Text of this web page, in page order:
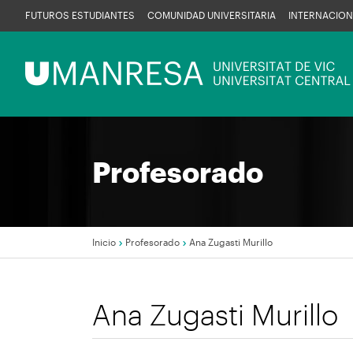
Pasar
al
Menú
UManresa
FUTUROS ESTUDIANTES COMUNIDAD UNIVERSITARIA
Profesorado
enlaces
Inicio Profesorado Ana Zugasti Murillo
Ana Zugasti Murillo